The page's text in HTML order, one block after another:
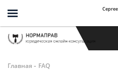
Главная - FAQ